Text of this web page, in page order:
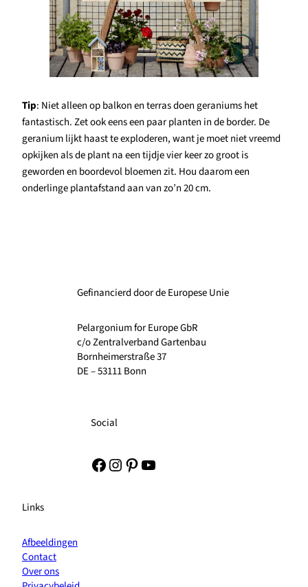
Tip: Niet alleen op balkon en terras doen geraniums het
fantastisch. Zet ook eens een paar planten in de border. De
geranium lijkt haast te exploderen, want je moet niet vreemd
opkijken als de plant na een tijdje vier keer zo groot is
geworden en boordevol bloemen zit. Hou daarom een
onderlinge plantafstand aan van zo’n 20 cm.
Gefinancierd door de Europese Unie
Pelargonium for Europe GbR
c/o Zentralverband Gartenbau
Bornheimerstraße 37
DE – 53111 Bonn
Social
Facebook
Instagram
Pinterest
YouTube
Links
Afbeeldingen
Contact
Over ons